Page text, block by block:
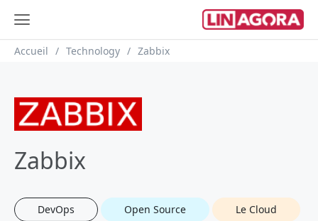
Fil d'Ariane
Accueil Technology Zabbix
Zabbix
DevOps Open Source
Le Cloud